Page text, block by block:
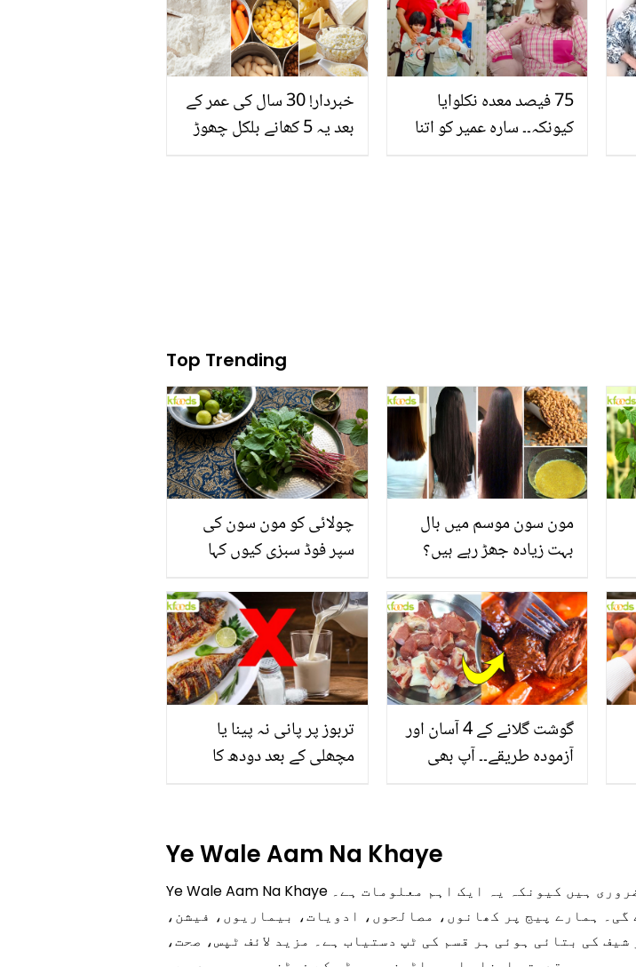
خبردار! 30 سال کی عمر کے
بعد یہ 5 کھانے بلکل چھوڑ
75 فیصد معدہ نکلوایا
کیونکہ۔۔ سارہ عمیر کو اتنا
Top Trending
چولائی کو مون سون کی
سپر فوڈ سبزی کیوں کہا
منرلز اور اینٹی آکسیڈنٹس
سے بھرپور اس سبزی کے
فائدے
مون سون موسم میں بال
بہت زیادہ جھڑ رہے ہیں؟
بنانے کے چند قدرتی طریقے
تربوز پر پانی نہ پینا یا
مچھلی کے بعد دودھ کا
حقیقت کیا ہے اور افواہ کیا؟
گوشت گلانے کے 4 آسان اور
آزمودہ طریقے۔۔ آپ بھی
Ye Wale Aam Na Khaye
Ye Wale Aam Na Khaye ہر کسی کے لیے جاننا ضروری ہیں کیونکہ یہ ایک اہم معلومات ہے۔ Ye Wale Aam Na Khaye سے متعلق
ہمارے پیج پر کھانوں، مصالحوں، ادویات، بیماریوں، فیشن،
کی بتائی ہوئی ہر قسم کی ٹپ دستیاب ہے۔ مزید لائف ٹپس، صحت،